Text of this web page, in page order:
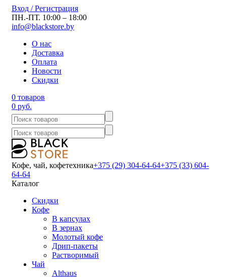
Вход / Регистрация
ПН.-ПТ. 10:00 – 18:00
info@blackstore.by
О нас
Доставка
Оплата
Новости
Скидки
0 товаров
0 руб.
Кофе, чай, кофетехника+375 (29) 304-64-64+375 (33) 604-
64-64
Каталог
Скидки
Кофе
В капсулах
В зернах
Молотый кофе
Дрип-пакеты
Растворимый
Чай
Althaus